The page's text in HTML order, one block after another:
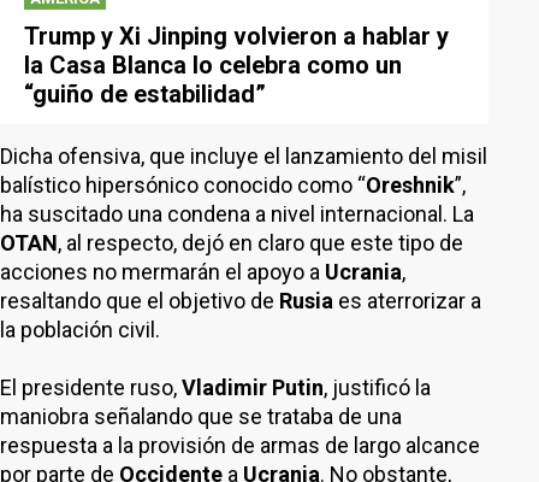
Trump y Xi Jinping volvieron a hablar y
la Casa Blanca lo celebra como un
“guiño de estabilidad”
Dicha ofensiva, que incluye el lanzamiento del misil
balístico hipersónico conocido como “Oreshnik”,
ha suscitado una condena a nivel internacional. La
OTAN, al respecto, dejó en claro que este tipo de
acciones no mermarán el apoyo a Ucrania,
resaltando que el objetivo de Rusia es aterrorizar a
la población civil.
El presidente ruso,Vladimir Putin, justificó la
maniobra señalando que se trataba de una
respuesta a la provisión de armas de largo alcance
por parte de Occidente a Ucrania. No obstante,